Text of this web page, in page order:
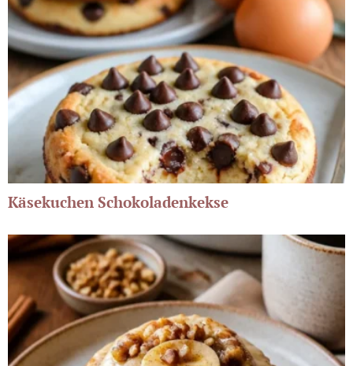
Käsekuchen Schokoladenkekse